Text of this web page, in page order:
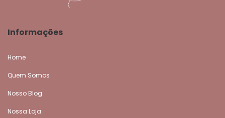
Informações
Home
Quem Somos
Nosso Blog
Nossa Loja